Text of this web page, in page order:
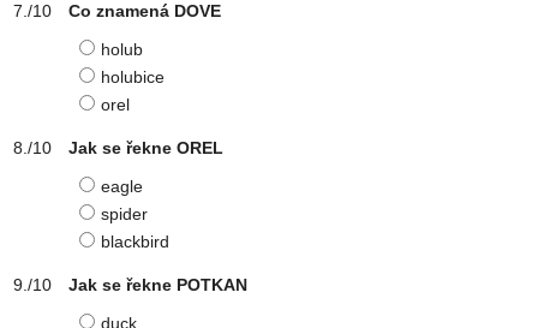
Co znamená DOVE
holub
holubice
orel
Jak se řekne OREL
eagle
spider
blackbird
Jak se řekne POTKAN
duck